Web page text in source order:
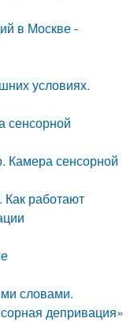
в Москве -
условиях.
сенсорной
Камера сенсорной
работают
словами.
депривация»